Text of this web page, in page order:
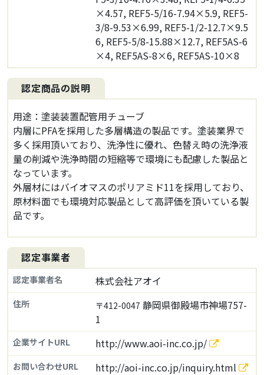
×4.57, REF5-5/16-7.94×5.9, REF5-
3/8-9.53×6.99, REF5-1/2-12.7×9.5
6, REF5-5/8-15.88×12.7, REF5AS-6
×4, REF5AS-8×6, REF5AS-10×8
認定商品の説明
用途：塗装装置配管用チューブ
内層にPFAを採用した多層構造の製品です。塗装業界で
多く採用頂いており、洗浄性に優れ、色替え時の洗浄液
量の削減や洗浄時間の短縮等で環境にも配慮した製品と
なっています。
外層材にはバイオマスのポリアミド11を採用しており、
原材料面でも環境対応製品として高評価を頂いている製
品です。
認定事業者
認定事業者名 株式会社アオイ
住所 〒412-0047 静岡県御殿場市神場757-
1
企業サイトURL http://www.aoi-inc.co.jp/
お問い合わせURL http://aoi-inc.co.jp/inquiry.html